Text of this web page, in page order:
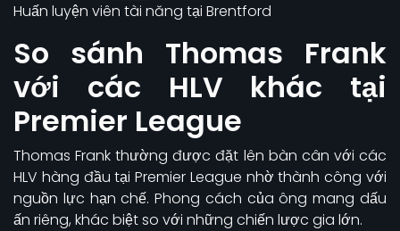
Huấn luyện viên tài năng tại Brentford
So sánh Thomas Frank
với các HLV khác tại
Premier League
Thomas Frank thường được đặt lên bàn cân với các
HLV hàng đầu tại Premier League nhờ thành công với
nguồn lực hạn chế. Phong cách của ông mang dấu
ấn riêng, khác biệt so với những chiến lược gia lớn.